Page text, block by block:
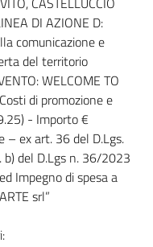
DI AZIONE D:
comunicazione e
del territorio
WELCOME TO
di promozione e
- Importo €
ex art. 36 del D.Lgs.
del D.Lgs n. 36/2023
Impegno di spesa a
srl”